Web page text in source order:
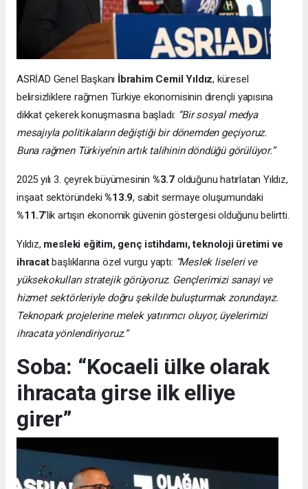
ASRİAD Genel Başkanı İbrahim Cemil Yıldız, küresel
belirsizliklere rağmen Türkiye ekonomisinin dirençli yapısına
dikkat çekerek konuşmasına başladı: “Bir sosyal medya
mesajıyla politikaların değiştiği bir dönemden geçiyoruz.
Buna rağmen Türkiye’nin artık talihinin döndüğü görülüyor.”
2025 yılı 3. çeyrek büyümesinin %3.7 olduğunu hatırlatan Yıldız,
inşaat sektöründeki%13.9, sabit sermaye oluşumundaki
%11.7’lik artışın ekonomik güvenin göstergesi olduğunu belirtti.
Yıldız, mesleki eğitim, genç istihdamı, teknoloji üretimi ve
ihracatbaşlıklarına özel vurgu yaptı: “Meslek liseleri ve
yüksekokulları stratejik görüyoruz. Gençlerimizi sanayi ve
hizmet sektörleriyle doğru şekilde buluşturmak zorundayız.
Teknopark projelerine melek yatırımcı oluyor, üyelerimizi
ihracata yönlendiriyoruz.”
Soba: “Kocaeli ülke olarak
ihracata girse ilk elliye
girer”